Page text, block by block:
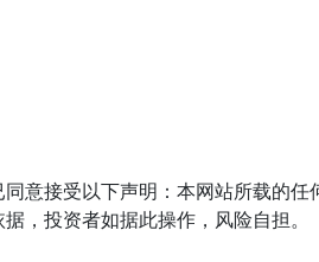
意接受以下声明：本网站所载的
，投资者如据此操作，风险自担。